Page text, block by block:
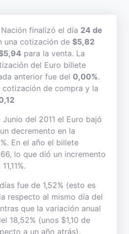
finalizó el día 24 de
una cotización de $5,82
para la venta. La
del Euro billete
anterior fue del 0,00%.
cotización de compra y la
del 2011 el Euro bajó
decremento en la
En el año el billete
lo que dió un incremento
fue de 1,52% (esto es
respecto al mismo día del
que la variación anual
18,52% (unos $1,10 de
a un año atrás).